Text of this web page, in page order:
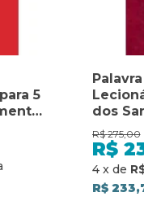
5
5
dos
para
e
missas
R$ 275,00
R$
4 x de
R$